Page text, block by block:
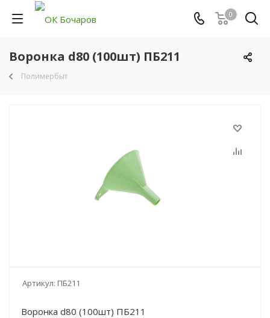
0
Воронка d80 (100шт) ПБ211
Полимербыт
Артикул: ПБ211
Воронка d80 (100шт) ПБ211